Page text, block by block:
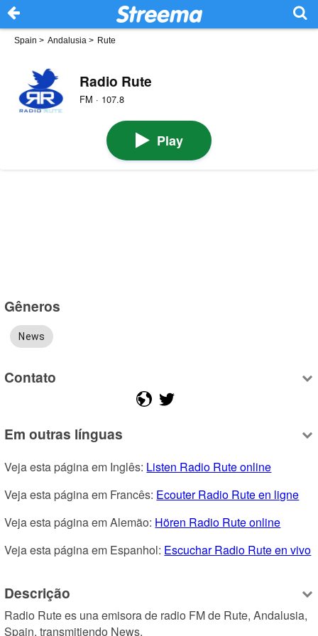
Spain > Andalusia > Rute
Radio Rute
FM · 107.8
Play
Gêneros
News
Contato
Em outras línguas
Veja esta página em Inglês: Listen Radio Rute online
Veja esta página em Francês: Ecouter Radio Rute en ligne
Veja esta página em Alemão: Hören Radio Rute online
Veja esta página em Espanhol: Escuchar Radio Rute en vivo
Descrição
Radio Rute es una emisora de radio FM de Rute, Andalusia,
Spain, transmitiendo News.